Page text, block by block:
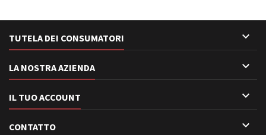
TUTELA DEI CONSUMATORI 
LA NOSTRA AZIENDA 
IL TUO ACCOUNT 
CONTATTO 